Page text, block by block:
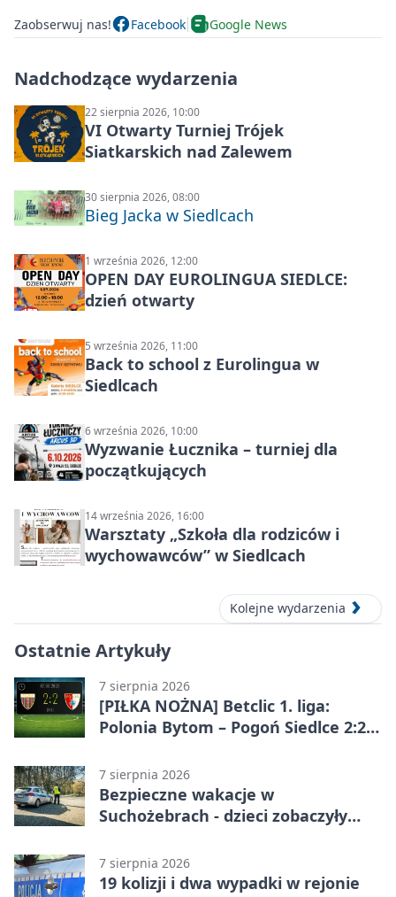
Zaobserwuj nas! Facebook Google News
Nadchodzące wydarzenia
22 sierpnia 2026, 10:00
VI Otwarty Turniej Trójek
Siatkarskich nad Zalewem
30 sierpnia 2026, 08:00
Bieg Jacka w Siedlcach
1 września 2026, 12:00
OPEN DAY EUROLINGUA SIEDLCE:
dzień otwarty
5 września 2026, 11:00
Back to school z Eurolingua w
Siedlcach
6 września 2026, 10:00
Wyzwanie Łucznika – turniej dla
początkujących
14 września 2026, 16:00
Warsztaty „Szkoła dla rodziców i
wychowawców” w Siedlcach
Kolejne wydarzenia
Ostatnie Artykuły
7 sierpnia 2026
[PIŁKA NOŻNA] Betclic 1. liga:
Polonia Bytom – Pogoń Siedlce 2:2.
emocjonującej końcówce
7 sierpnia 2026
Bezpieczne wakacje w
Suchożebrach - dzieci zobaczyły
7 sierpnia 2026
19 kolizji i dwa wypadki w rejonie